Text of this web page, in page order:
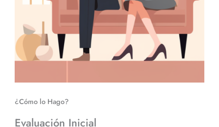
¿Cómo lo Hago?
Evaluación Inicial